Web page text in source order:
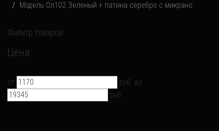
Модель Ол102 Зеленый + патина серебро с микрано
Фильтр товаров
Цена
от руб. до
руб.